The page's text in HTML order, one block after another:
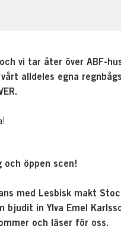
vi tar åter över ABF-
alldeles egna
och öppen scen!
med Lesbisk makt
bjudit in Ylva Emel
och läser för oss.